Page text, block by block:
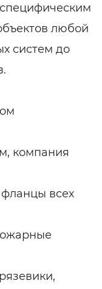
любой
систем до
компания
всех